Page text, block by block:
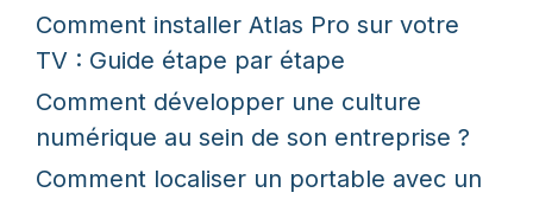
Comment installer Atlas Pro sur votre
TV : Guide étape par étape
Comment développer une culture
numérique au sein de son entreprise ?
Comment localiser un portable avec un